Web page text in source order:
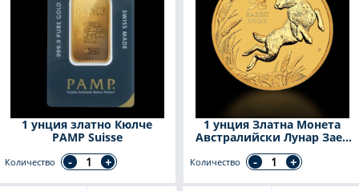
1 унция златно Кюлче
PAMP Suisse
Количество
1 унция Златна Монета
Австралийски Лунар Заек
2023
Количество